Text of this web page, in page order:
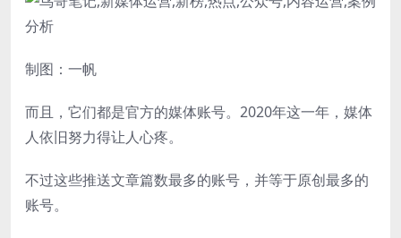
制图：一帆
而且，它们都是官方的媒体账号。2020年这一年，媒体
人依旧努力得让人心疼。
不过这些推送文章篇数最多的账号，并等于原创最多的
账号。